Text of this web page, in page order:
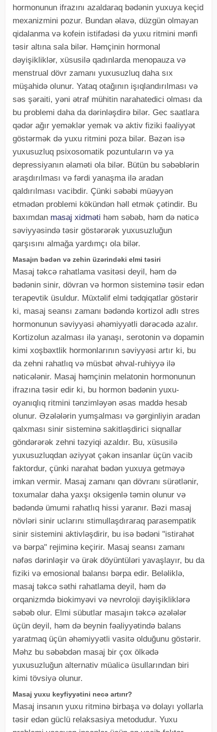
hormonunun ifrazını azaldaraq bədənin yuxuya keçid
mexanizmini pozur. Bundan əlavə, düzgün olmayan
qidalanma və kofein istifadəsi də yuxu ritmini mənfi
təsir altına sala bilər. Həmçinin hormonal
dəyişikliklər, xüsusilə qadınlarda menopauza və
menstrual dövr zamanı yuxusuzluq daha sıx
müşahidə olunur. Yataq otağının işıqlandırılması və
səs şəraiti, yəni ətraf mühitin narahatedici olması da
bu problemi daha da dərinləşdirə bilər. Gec saatlara
qədər ağır yeməklər yemək və aktiv fiziki fəaliyyət
göstərmək də yuxu ritmini poza bilər. Bəzən isə
yuxusuzluq psixosomatik pozuntuların və ya
depressiyanın əlaməti ola bilər. Bütün bu səbəblərin
araşdırılması və fərdi yanaşma ilə aradan
qaldırılması vacibdir. Çünki səbəbi müəyyən
etmədən problemi kökündən həll etmək çətindir. Bu
baxımdan masaj xidməti həm səbəb, həm də nəticə
səviyyəsində təsir göstərərək yuxusuzluğun
qarşısını almağa yardımçı ola bilər.
Masajın bədən və zehin üzərindəki elmi təsiri
Masaj təkcə rahatlama vasitəsi deyil, həm də
bədənin sinir, dövran və hormon sisteminə təsir edən
terapevtik üsuldur. Müxtəlif elmi tədqiqatlar göstərir
ki, masaj seansı zamanı bədəndə kortizol adlı stres
hormonunun səviyyəsi əhəmiyyətli dərəcədə azalır.
Kortizolun azalması ilə yanaşı, serotonin və dopamin
kimi xoşbəxtlik hormonlarının səviyyəsi artır ki, bu
da zehni rahatlıq və müsbət əhval-ruhiyyə ilə
nəticələnir. Masaj həmçinin melatonin hormonunun
ifrazına təsir edir ki, bu hormon bədənin yuxu-
oyanıqlıq ritmini tənzimləyən əsas maddə hesab
olunur. Əzələlərin yumşalması və gərginliyin aradan
qalxması sinir sisteminə sakitləşdirici siqnallar
göndərərək zehni təzyiqi azaldır. Bu, xüsusilə
yuxusuzluqdan əziyyət çəkən insanlar üçün vacib
faktordur, çünki narahat bədən yuxuya getməyə
imkan vermir. Masaj zamanı qan dövranı sürətlənir,
toxumalar daha yaxşı oksigenlə təmin olunur və
bədəndə ümumi rahatlıq hissi yaranır. Bəzi masaj
növləri sinir uclarını stimullaşdıraraq parasempatik
sinir sistemini aktivləşdirir, bu isə bədəni "istirahət
və bərpa" rejiminə keçirir. Masaj seansı zamanı
nəfəs dərinləşir və ürək döyüntüləri yavaşlayır, bu da
fiziki və emosional balansı bərpa edir. Beləliklə,
masaj təkcə səthi rahatlama deyil, həm də
orqanizmdə biokimyəvi və nevroloji dəyişikliklərə
səbəb olur. Elmi sübutlar masajın təkcə əzələlər
üçün deyil, həm də beynin fəaliyyətində balans
yaratmaq üçün əhəmiyyətli vasitə olduğunu göstərir.
Məhz bu səbəbdən masaj bir çox ölkədə
yuxusuzluğun alternativ müalicə üsullarından biri
kimi tövsiyə olunur.
Masaj yuxu keyfiyyətini necə artırır?
Masaj insanın yuxu ritminə birbaşa və dolayı yollarla
təsir edən güclü relaksasiya metodudur. Yuxu